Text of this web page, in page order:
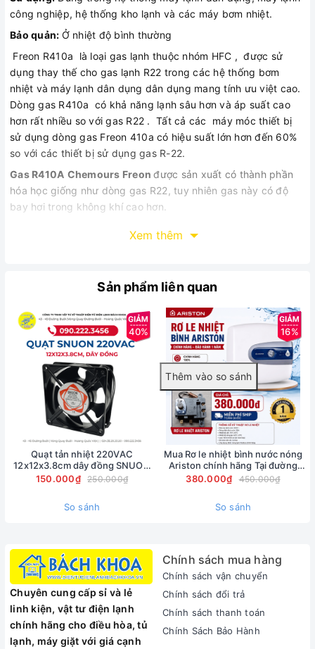
công nghiệp, hệ thống kho lạnh và các máy bơm nhiệt.
Bảo quản: Ở nhiệt độ bình thường
Freon R410a là loại gas lạnh thuộc nhóm HFC , được sử
dụng thay thế cho gas lạnh R22 trong các hệ thống bơm
nhiệt và máy lạnh dân dụng dân dụng mang tính ưu việt cao.
Dòng gas R410a có khả năng lạnh sâu hơn và áp suất cao
hơn rất nhiều so với gas R22 . Tất cả các máy móc thiết bị
sử dụng dòng gas Freon 410a có hiệu suất lớn hơn đến 60%
so với các thiết bị sử dụng gas R-22.
Gas R410A Chemours Freonđược sản xuất có thành phần
hóa học giống như dòng gas R22, tuy nhiên gas này có độ
bay hơi trong không khí cao hơn.
- Sử dụng rất nhiều trong các dòng máy lạnh đời mới đạt tiêu
- Khả năng làm lạnh cao hơn R22 gấp 1,6 lần
- So với các dòng máy lạnh sử dụng R22 thì khi dùng R410A
máy sẽ cho khả năng làm lạnh sâu hơn, tiết kiệm điện năng
tiêu thụ hơn.
- Dòng gas này có công suất cao và áp suất coa vì vậy nên
đường ống đồng sử dụng nhỏ hơn rất nhiều,
- Gas lạnh R410A Chemours Freon góp phần cao trong việc
bảo vệ không khí môi trường, không ảnh hưởng đến tầng
Ozone.
Gas R410A Chemours Freon có nhược điểm gì ?
- Các dòng máy sử dụng gas lạnh R410A khó bảo trì hơn so
với việc sử dụng R22( khi nạp gas ta phải xả hoàn toàn lượng
gas cũ, để thay mới hoàn toàn, với gas R22 thì ta có thể bơm
thêm vào mà không cần dùng thải khí gas cũ)
Xem thêm
Sản phẩm liên quan
40%
Quạt tản nhiệt 220VAC
12x12x3.8cm dây đồng SNUON
chính hãng
150.000₫ 250.000₫
So sánh
16%
Mua Rơ le nhiệt bình nước nóng
Ariston chính hãng Tại đường
Nguyễn Phong Sắc -
0902223456
380.000₫ 450.000₫
So sánh
Chuyên cung cấp sỉ và lẻ
linh kiện, vật tư điện lạnh
chính hãng cho điều hòa, tủ
lạnh, máy giặt với giá cạnh
Chính sách mua hàng
Chính sách vận chuyển
Chính sách đổi trả
Chính sách thanh toán
Chính Sách Bảo Hành